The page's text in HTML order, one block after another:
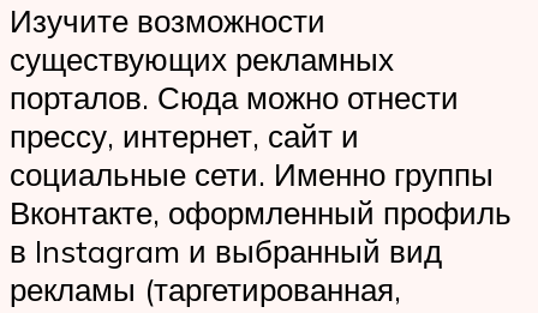
Изучите возможности
существующих рекламных
порталов. Сюда можно отнести
прессу, интернет, сайт и
социальные сети. Именно группы
Вконтакте, оформленный профиль
в Instagram и выбранный вид
рекламы (таргетированная,